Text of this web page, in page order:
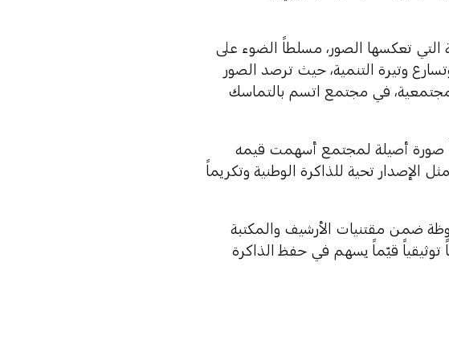
التي تعكسها الصور، مسلطاً الضوء على
وتيرة التنمية، حيث ترصد الصور
في مجتمع اتسم بالتماسك
صورة أصيلة لمجتمع أسهمت قيمه
الإصدار تحية للذاكرة الوطنية وتكريماً
ضمن مقتنيات الأرشيف والمكتبة
توثيقياً قيّماً يسهم في حفظ الذاكرة